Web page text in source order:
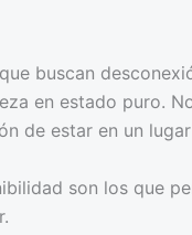
buscan
en estado puro.
de estar en un
son los que